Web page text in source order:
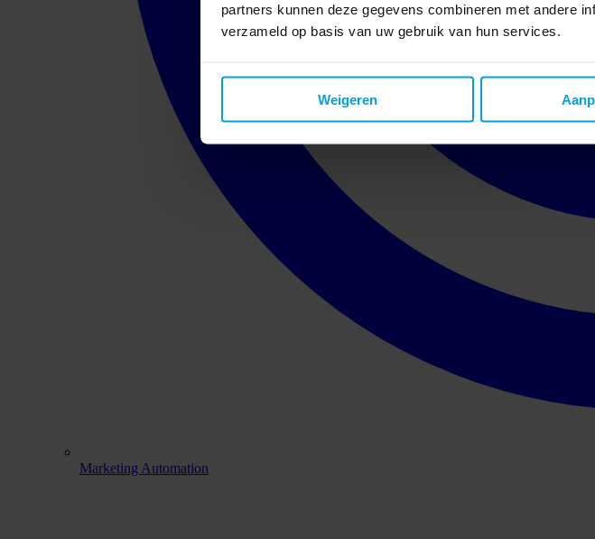
partners kunnen deze gegevens combineren met andere
verzameld op basis van uw gebruik van hun services.
Weigeren
Marketing Automation